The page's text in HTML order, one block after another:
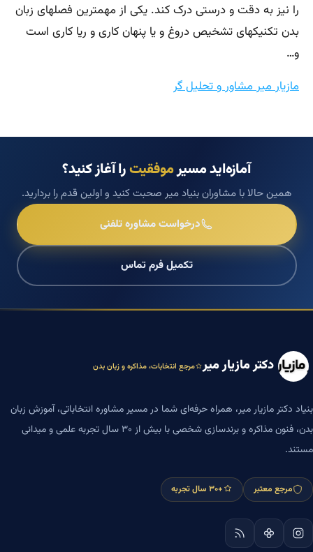
را نیز به دقت و درستی درک کند. یکی از مهمترین فصلهای زبان
بدن تکنیکهای تشخیص دروغ و یا پنهان کاری و ریا کاری است
و…
مازیار میر مشاور و تحلیل گر
آمازه‌اید مسیرموفقیترا آغاز کنید؟
همین حالا با مشاوران بنیاد میر صحبت کنید و اولین قدم را بردارید.
درخواست مشاوره تلفنی
تکمیل فرم تماس
دکتر مازیار میر مرجع انتخابات، مذاکره و زبان بدن
بنیاد دکتر مازیار میر، همراه حرفه‌ای شما در مسیر مشاوره انتخاباتی، آموزش زبان
بدن، فنون مذاکره و برندسازی شخصی با بیش از ۳۰ سال تجربه علمی و میدانی
مستند.
مرجع معتبر +۳۰ سال تجربه